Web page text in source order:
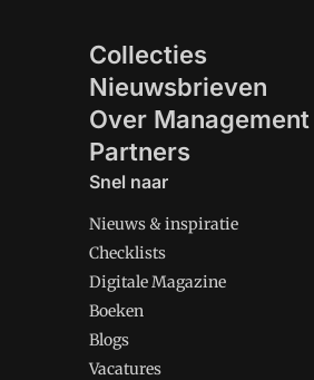
Collecties
Nieuwsbrieven
Over
Partners
Snel naar
Nieuws & inspiratie
Checklists
Digitale Magazine
Boeken
Blogs
Vacatures